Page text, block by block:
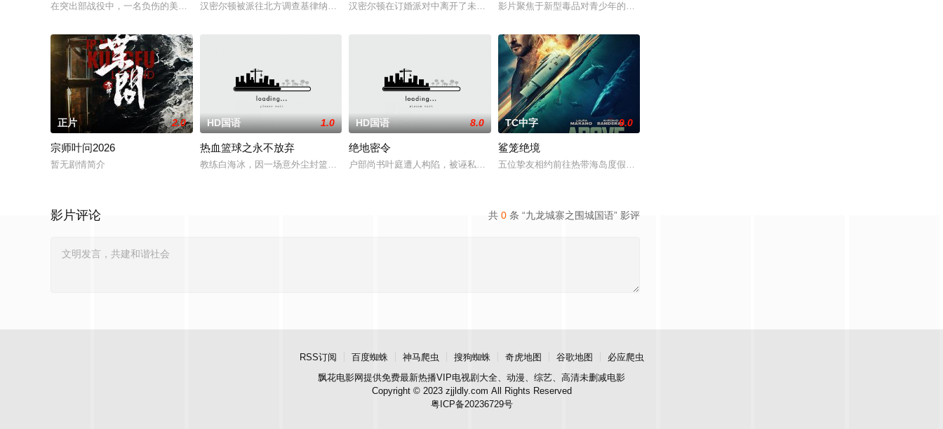
在突出部战役中，一名负伤的美军士兵被困在饱受战火摧残的比利时敌后，他凭借机智、训练和一台破损的无线电，努力躲避被俘并
汉密尔顿被派往北方调查基律纳太空项目的间谍行为，同时发现有人从瑞典窃取秘密武器材料。他被调至布鲁塞尔担任国防部长保镖
汉密尔顿在订婚派对中离开了未婚妻，但他内心仍然渴望过正常生活。一名科学家被绑架，重要信息面临泄露风险。汉密尔顿决定返
影片聚焦于新型毒品对青少年的危害，对社会秩序的破坏为主题，旨在通过电影让观众意识到毒品的可怕，着
正片 2.0
宗师叶问2026
暂无剧情简介
HD国语 1.0
热血篮球之永不放弃
教练白海冰，因一场意外尘封篮球梦。为完成病危师兄的嘱托，他接手一支被嘲为“无胜利队”的业余球队。当一群问题少年遇上背
HD国语 8.0
绝地密令
户部尚书叶庭遭人构陷，被诬私贪国库银两，身陷囹圄在即，叶庭急召其子叶护相见。叶护心知父亲蒙冤，却无力翻案，只得冒险护
TC中字 9.0
鲨笼绝境
五位挚友相约前往热带海岛度假，计划在碧蓝海域中体验刺激的鲨鱼笼潜水，同时享受奢靡的派对狂欢。然而
共 0 条 “九龙城寨之围城国语” 影评
影片评论
RSS订阅 百度蜘蛛 神马爬虫 搜狗蜘蛛 奇虎地图 谷歌地图
必应爬虫
飘花电影网提供免费最新热播VIP电视剧大全、动漫、综艺、高清未删减电影
Copyright © 2023 zjjldly.com All Rights Reserved
粤ICP备20236729号